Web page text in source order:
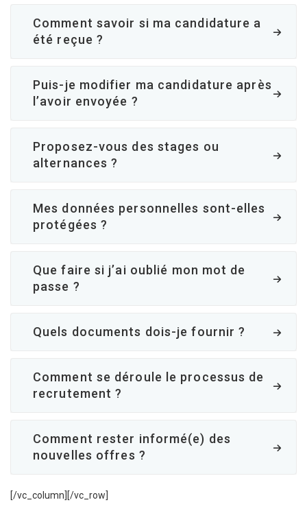
Comment savoir si ma candidature a
été reçue ?
Puis-je modifier ma candidature après
l’avoir envoyée ?
Proposez-vous des stages ou
alternances ?
Mes données personnelles sont-elles
protégées ?
Que faire si j’ai oublié mon mot de
passe ?
Quels documents dois-je fournir ?
Comment se déroule le processus de
recrutement ?
Comment rester informé(e) des
nouvelles offres ?
[/vc_column][/vc_row]